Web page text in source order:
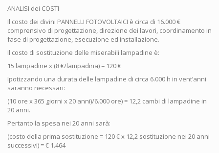
ANALISI dei COSTI
Il costo dei divini PANNELLI FOTOVOLTAICI è circa di 16.000 €
comprensivo di progettazione, direzione dei lavori, coordinamento in
fase di progettazione, esecuzione ed installazione.
Il costo di sostituzione delle miserabili lampadine è:
15 lampadine x (8 €/lampadina) = 120 €
Ipotizzando una durata delle lampadine di circa 6.000 h in vent’anni
saranno necessari:
(10 ore x 365 giorni x 20 anni)/6.000 ore) = 12,2 cambi di lampadine in
20 anni.
Pertanto la spesa nei 20 anni sarà:
(costo della prima sostituzione = 120 € x 12,2 sostituzione nei 20 anni
successivi) = € 1.464